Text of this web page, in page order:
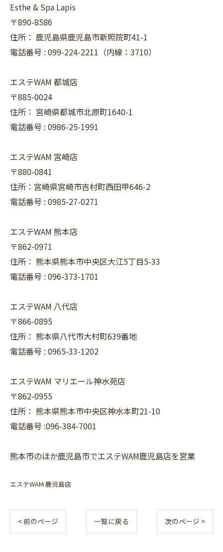
Esthe & Spa Lapis
〒890-8586
住所： 鹿児島県鹿児島市新照院町41-1
電話番号 : 099-224-2211（内線：3710）
エステWAM 都城店
〒885-0024
住所： 宮崎県都城市北原町1640-1
電話番号 : 0986-25-1991
エステWAM 宮崎店
〒880-0841
住所：宮崎県宮崎市吉村町西田甲646-2
電話番号 : 0985-27-0271
エステWAM 熊本店
〒862-0971
住所： 熊本県熊本市中央区大江5丁目5-33
電話番号 : 096-373-1701
エステWAM 八代店
〒866-0895
住所： 熊本県八代市大村町639番地
電話番号 : 0965-33-1202
エステWAM マリエール神水苑店
〒862-0955
住所： 熊本県熊本市中央区神水本町21-10
電話番号 :096-384-7001
熊本市のほか鹿児島市でエステWAM鹿児島店を営業
エステWAM 鹿児島店
< 前のページ 一覧に戻る 次のページ >